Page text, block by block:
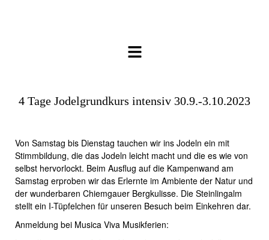
4 Tage Jodelgrundkurs intensiv 30.9.-3.10.2023
Von Samstag bis Dienstag tauchen wir ins Jodeln ein mit
Stimmbildung, die das Jodeln leicht macht und die es wie von
selbst hervorlockt. Beim Ausflug auf die Kampenwand am
Samstag erproben wir das Erlernte im Ambiente der Natur und
der wunderbaren Chiemgauer Bergkulisse. Die Steinlingalm
stellt ein I-Tüpfelchen für unseren Besuch beim Einkehren dar.
Anmeldung bei Musica Viva Musikferien: